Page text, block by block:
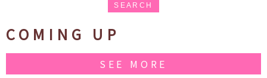
SEARCH
COMING UP
SEE MORE